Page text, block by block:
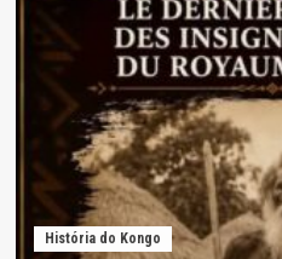
História do Kongo